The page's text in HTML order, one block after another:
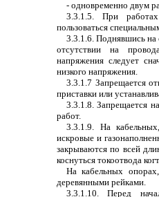
- одновременно двум
3.3.1.5. При
пользоваться
3.3.1.6. Поднявшись
отсутствии на
напряжения следует
низкого напряжения.
3.3.1.7 Запрещается
приставки или
3.3.1.8. Запрещается
работ.
3.3.1.9. На
искровые и
закрываются по всей
коснуться токоотвода
На кабельных
деревянными рейками.
3.3.1.10. Перед